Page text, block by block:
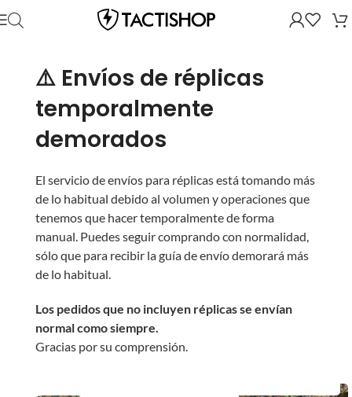
⚠️ Envíos de réplicas
temporalmente
demorados
El servicio de envíos para réplicas está tomando más
de lo habitual debido al volumen y operaciones que
tenemos que hacer temporalmente de forma
manual. Puedes seguir comprando con normalidad,
sólo que para recibir la guía de envío demorará más
de lo habitual.
Los pedidos que no incluyen réplicas se envían
normal como siempre.
Gracias por su comprensión.